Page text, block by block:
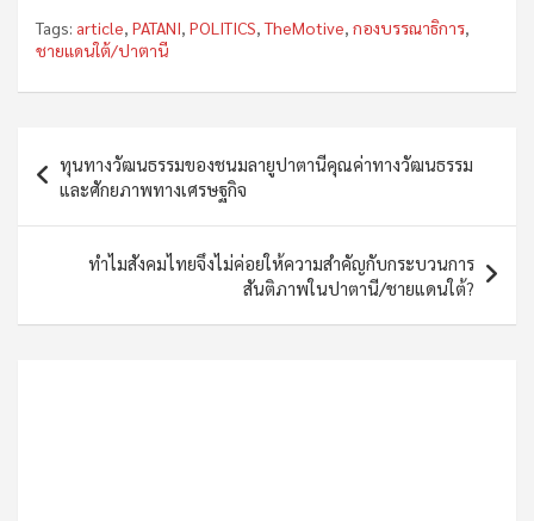
Tags: article, PATANI, POLITICS,TheMotive, กองบรรณาธิการ,
ชายแดนใต้/ปาตานี
navigation
ทุนทางวัฒนธรรมของชนมลายูปาตานีคุณค่าทางวัฒนธรรม
และศักยภาพทางเศรษฐกิจ
ทำไมสังคมไทยจึงไม่ค่อยให้ความสำคัญกับกระบวนการ
สันติภาพในปาตานี/ชายแดนใต้?